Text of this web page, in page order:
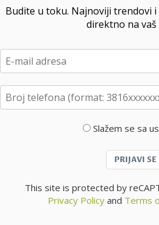
Budite u toku. Najnoviji trendovi
direktno na vaš
Slažem se sa
PRIJAVI SE
This site is protected by
Privacy Policy and Terms